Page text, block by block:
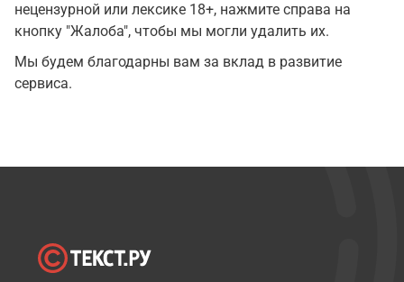
нецензурной или лексике 18+, нажмите справа на
кнопку "Жалоба", чтобы мы могли удалить их.
Мы будем благодарны вам за вклад в развитие
сервиса.